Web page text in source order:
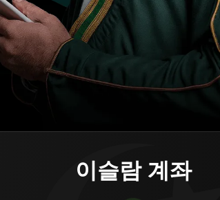
이슬람 계좌